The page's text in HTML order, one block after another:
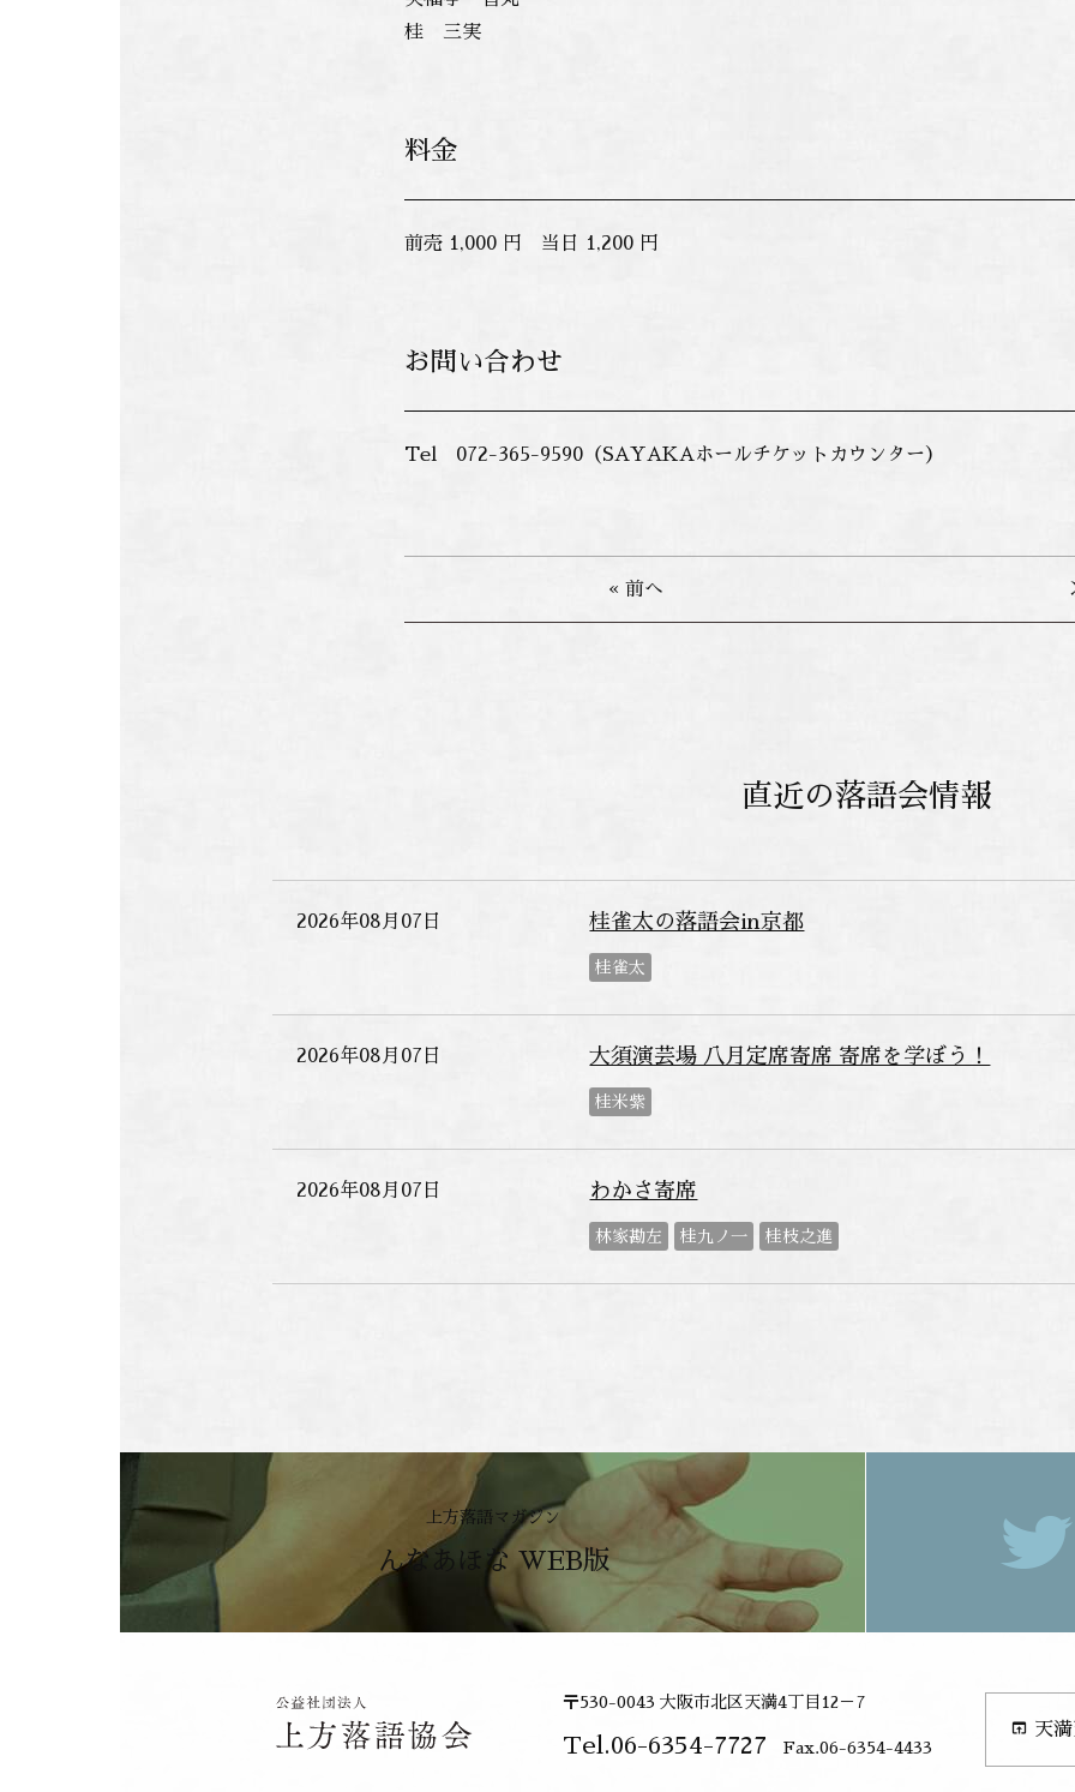
桂 三実
料金
前売 1,000 円 当日 1,200 円
お問い合わせ
Tel 072-365-9590（SAYAKAホールチケットカウンター）
« 前へ
直近の落語会情報
2026年08月07日 桂雀太の落語会in京都
桂雀太
2026年08月07日 大須演芸場 八月定席寄席 寄席を学ぼう！
桂米紫
2026年08月07日 わかさ寄席
林家勘左 桂九ノ一 桂枝之進
上方落語マガジン
んなあほな WEB版
〒530-0043 大阪市北区天満4丁目12－7
Tel.06-6354-7727 Fax.06-6354-4433
open_in_browser 天